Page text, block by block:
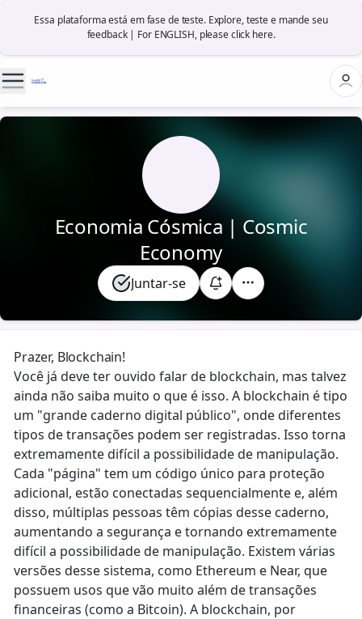
Essa plataforma está em fase de teste. Explore, teste e mande seu
feedback | For ENGLISH, please click here.
Economia Cósmica | Cosmic
Economy
Juntar-se
Prazer, Blockchain!
Você já deve ter ouvido falar de blockchain, mas talvez
ainda não saiba muito o que é isso. A blockchain é tipo
um "grande caderno digital público", onde diferentes
tipos de transações podem ser registradas. Isso torna
extremamente difícil a possibilidade de manipulação.
Cada "página" tem um código único para proteção
adicional, estão conectadas sequencialmente e, além
disso, múltiplas pessoas têm cópias desse caderno,
aumentando a segurança e tornando extremamente
difícil a possibilidade de manipulação. Existem várias
versões desse sistema, como Ethereum e Near, que
possuem usos que vão muito além de transações
financeiras (como a Bitcoin). A blockchain, por